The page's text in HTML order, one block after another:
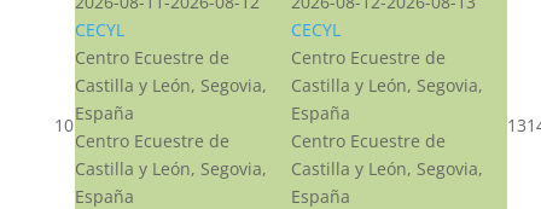
10
CECYL
Centro Ecuestre de
Castilla y León, Segovia,
España
Centro Ecuestre de
Castilla y León, Segovia,
España
CECYL
Centro Ecuestre de
Castilla y León, Segovia,
España
Centro Ecuestre de
Castilla y León, Segovia,
España
13